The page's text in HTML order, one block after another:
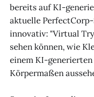
bereits auf KI-
aktuelle
innovativ: "Virtual
sehen können, wie
einem KI-
Körpermaßen